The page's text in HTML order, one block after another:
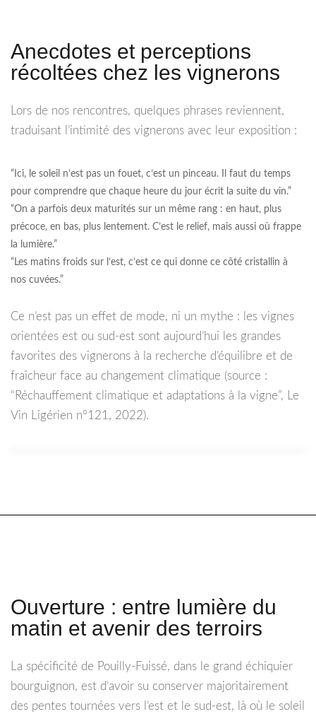
Anecdotes et perceptions
récoltées chez les vignerons
Lors de nos rencontres, quelques phrases reviennent,
traduisant l’intimité des vignerons avec leur exposition :
“Ici, le soleil n’est pas un fouet, c’est un pinceau. Il faut du temps
pour comprendre que chaque heure du jour écrit la suite du vin.”
“On a parfois deux maturités sur un même rang : en haut, plus
précoce, en bas, plus lentement. C’est le relief, mais aussi où frappe
la lumière.”
“Les matins froids sur l’est, c’est ce qui donne ce côté cristallin à
nos cuvées.”
Ce n’est pas un effet de mode, ni un mythe : les vignes
orientées est ou sud-est sont aujourd’hui les grandes
favorites des vignerons à la recherche d’équilibre et de
fraîcheur face au changement climatique (source :
“Réchauffement climatique et adaptations à la vigne”, Le
Vin Ligérien n°121, 2022).
Ouverture : entre lumière du
matin et avenir des terroirs
La spécificité de Pouilly-Fuissé, dans le grand échiquier
bourguignon, est d’avoir su conserver majoritairement
des pentes tournées vers l’est et le sud-est, là où le soleil